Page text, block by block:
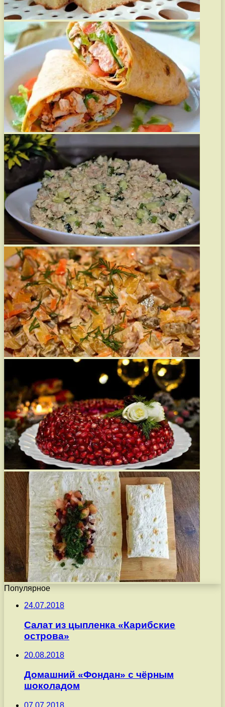
Популярное
24.07.2018
Салат из цыпленка «Карибские
острова»
20.08.2018
Домашний «Фондан» с чёрным
шоколадом
07.07.2018